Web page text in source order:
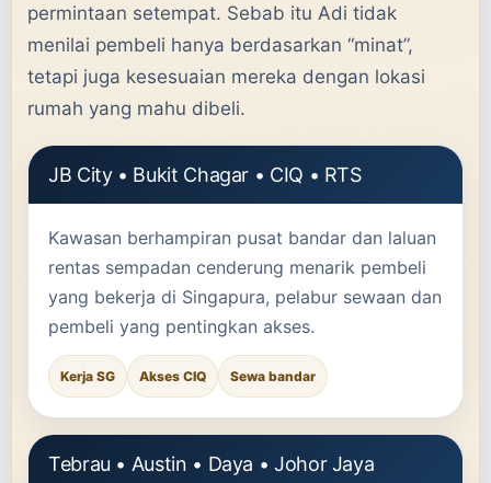
permintaan setempat. Sebab itu Adi tidak
menilai pembeli hanya berdasarkan “minat”,
tetapi juga kesesuaian mereka dengan lokasi
rumah yang mahu dibeli.
JB City • Bukit Chagar • CIQ • RTS
Kawasan berhampiran pusat bandar dan laluan
rentas sempadan cenderung menarik pembeli
yang bekerja di Singapura, pelabur sewaan dan
pembeli yang pentingkan akses.
Kerja SG Akses CIQ Sewa bandar
Tebrau • Austin • Daya • Johor Jaya